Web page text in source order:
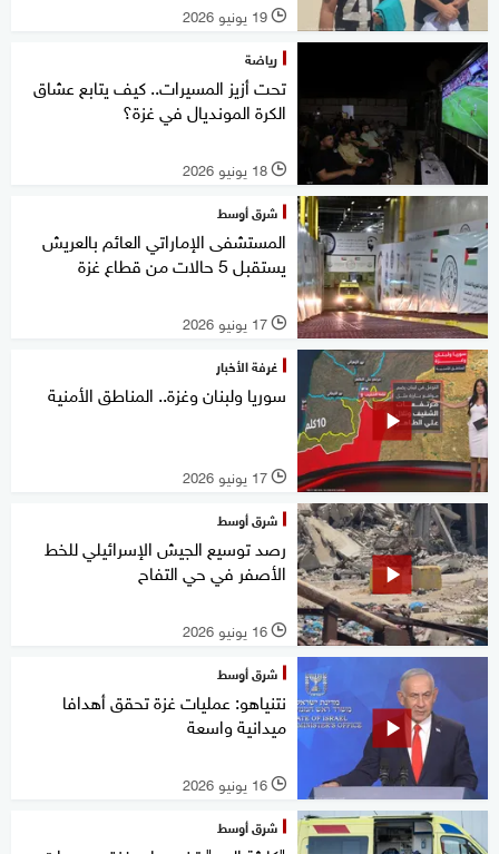
l 19 يونيو 2026
رياضة
تحت أزيز المسيرات.. كيف يتابع عشاق
الكرة المونديال في غزة؟
l 18 يونيو 2026
شرق أوسط
المستشفى الإماراتي العائم بالعريش
يستقبل 5 حالات من قطاع غزة
l 17 يونيو 2026
غرفة الأخبار
سوريا ولبنان وغزة.. المناطق الأمنية
l 17 يونيو 2026
شرق أوسط
رصد توسيع الجيش الإسرائيلي للخط
الأصفر في حي التفاح
l 16 يونيو 2026
شرق أوسط
نتنياهو: عمليات غزة تحقق أهدافا
ميدانية واسعة
l 16 يونيو 2026
شرق أوسط